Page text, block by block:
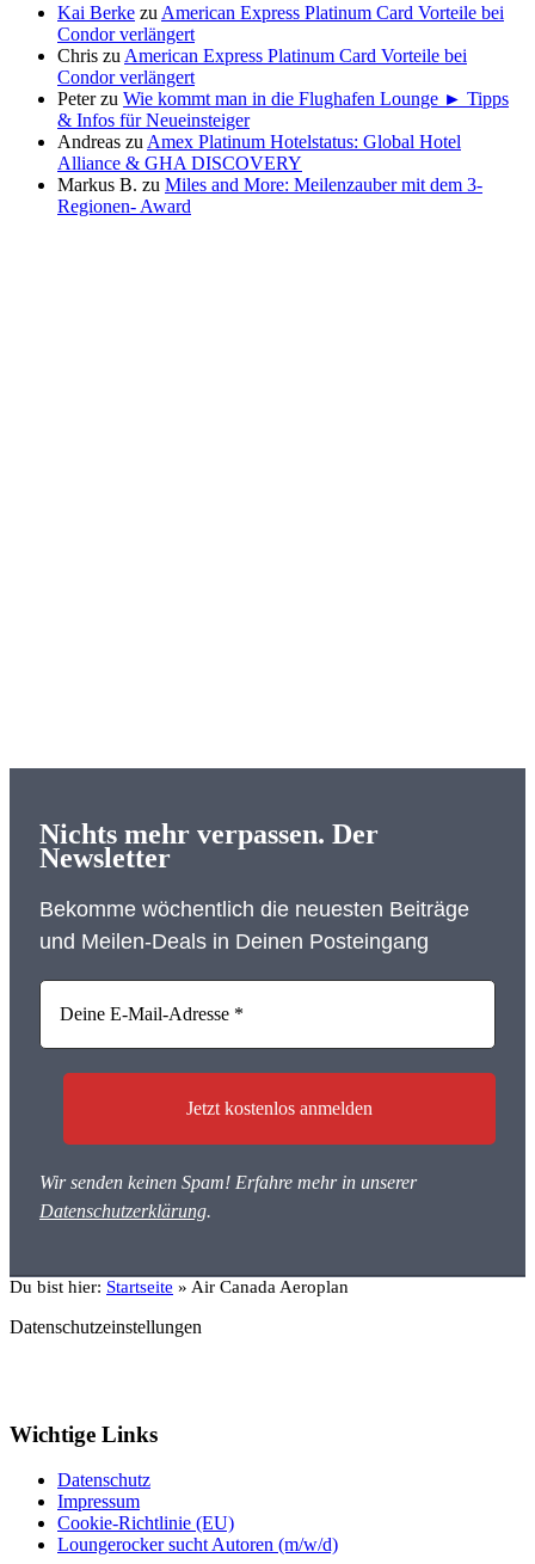
Kai Berke zu American Express Platinum Card Vorteile bei
Condor verlängert
Chris zu American Express Platinum Card Vorteile bei
Condor verlängert
Peterzu Wie kommt man in die Flughafen Lounge ► Tipps
& Infos für Neueinsteiger
Andreas zu Amex Platinum Hotelstatus: Global Hotel
Alliance & GHA DISCOVERY
Markus B. zu Miles and More: Meilenzauber mit dem 3-
Regionen- Award
Nichts mehr verpassen. Der
Newsletter
Bekomme wöchentlich die neuesten Beiträge
und Meilen-Deals in Deinen Posteingang
Wir senden keinen Spam! Erfahre mehr in unserer
Datenschutzerklärung.
Du bist hier: Startseite » Air Canada Aeroplan
Datenschutzeinstellungen
Wichtige Links
Datenschutz
Impressum
Cookie-Richtlinie (EU)
Loungerocker sucht Autoren (m/w/d)